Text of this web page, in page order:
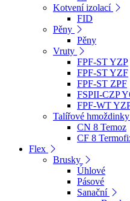
Kotvení izolací
FID
Pěny
Pěny
Vruty
FPF-ST YZP
FPF-ST YZF
FPF-ST ZPF
FSPII-CZP
FPF-WT
Talířové
CN 8 Temoz
CF 8
Flex
Brusky
Úhlové
Pásové
Sanační